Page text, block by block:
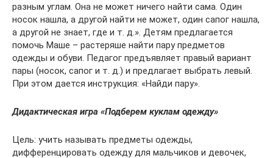
разным углам. Она не может ничего найти сама. Один
носок нашла, а другой найти не может, один сапог нашла,
а другой не знает, где и т. д.». Детям предлагается
помочь Маше – растеряше найти пару предметов
одежды и обуви. Педагог предъявляет правый вариант
пары (носок, сапог и т. д.) и предлагает выбрать левый.
При этом дается инструкция: «Найди пару».
Дидактическая игра «Подберем куклам одежду»
Цель: учить называть предметы одежды,
дифференцировать одежду для мальчиков и девочек,